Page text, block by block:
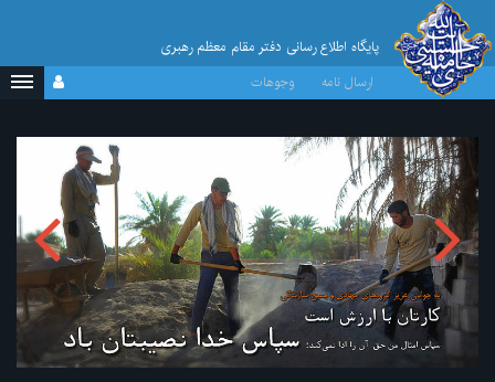
پایگاه اطلاع رسانی دفتر مقام معظم رهبری
ارسال نامه
وجوهات